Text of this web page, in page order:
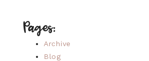
Pages:
Archive
Blog